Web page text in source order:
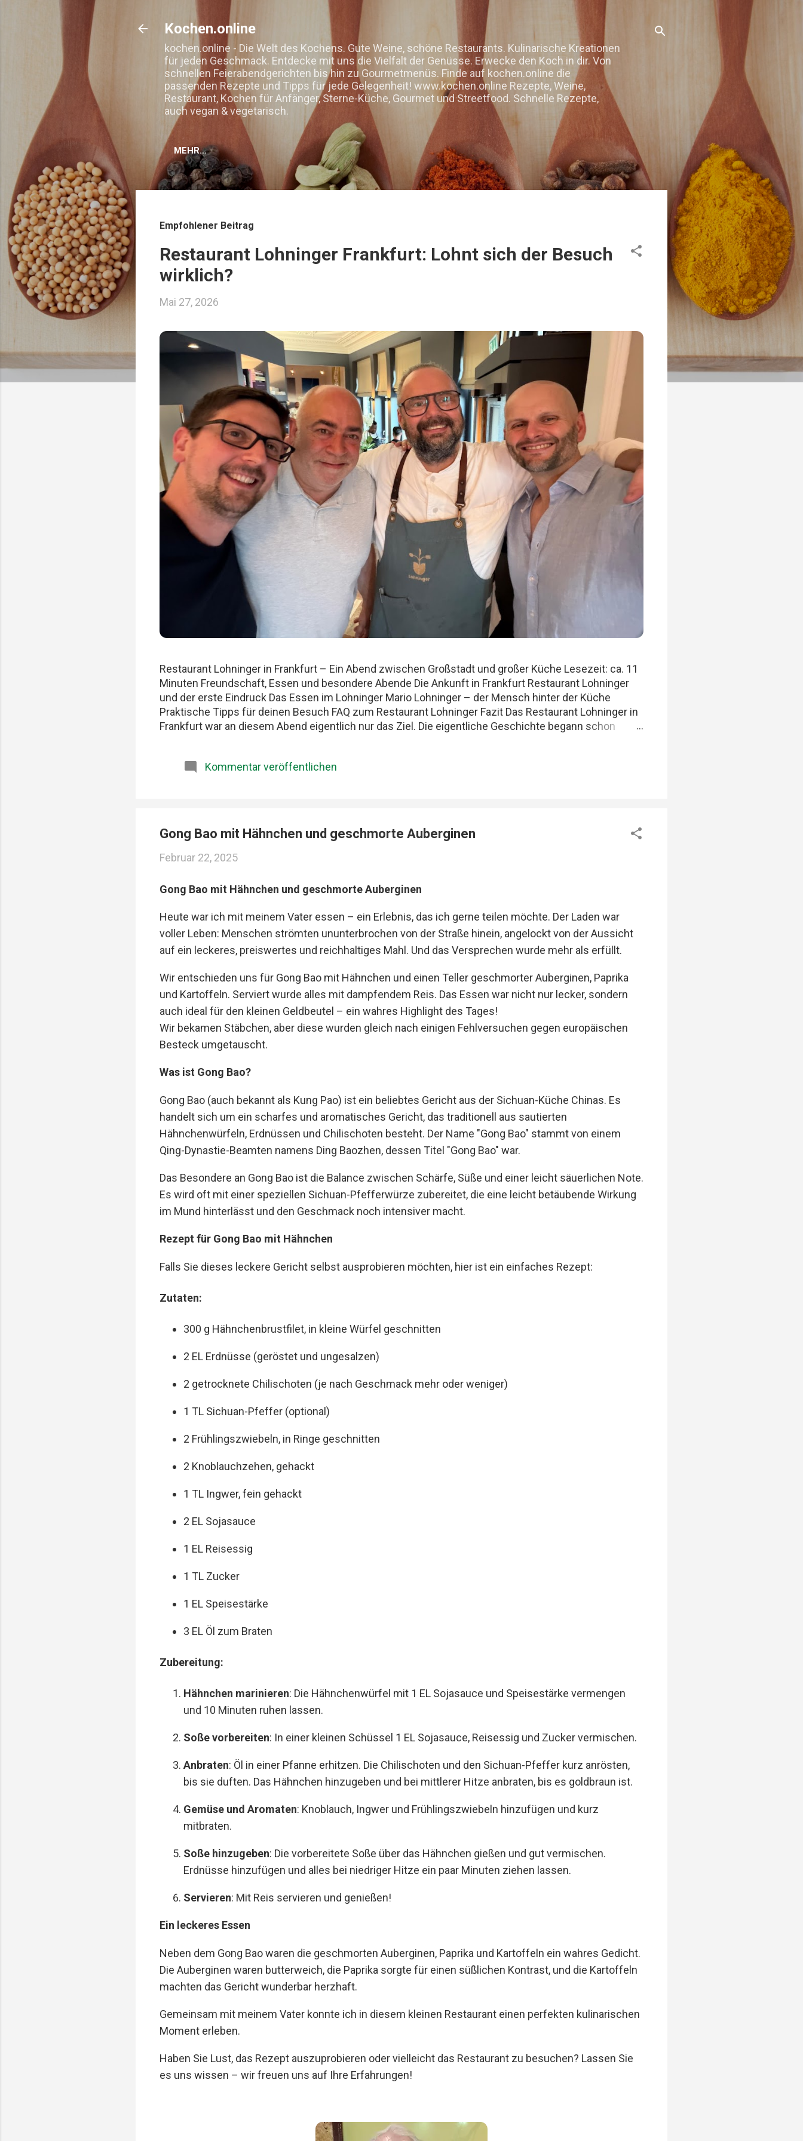
Direkt zum Hauptbereich
Kochen.online
kochen.online - Die Welt des Kochens. Gute Weine, schöne Restaurants. Kulinarische Kreationen
für jeden Geschmack. Entdecke mit uns die Vielfalt der Genüsse. Erwecke den Koch in dir. Von
schnellen Feierabendgerichten bis hin zu Gourmetmenüs. Finde auf kochen.online die
passenden Rezepte und Tipps für jede Gelegenheit! www.kochen.online Rezepte, Weine,
Restaurant, Kochen für Anfänger, Sterne-Küche, Gourmet und Streetfood. Schnelle Rezepte,
auch vegan & vegetarisch.
MEHR…
Empfohlener Beitrag
Restaurant Lohninger Frankfurt: Lohnt sich der Besuch
wirklich?
Mai 27, 2026
Restaurant Lohninger in Frankfurt – Ein Abend zwischen Großstadt und großer Küche Lesezeit: ca. 11
Minuten Freundschaft, Essen und besondere Abende Die Ankunft in Frankfurt Restaurant Lohninger
und der erste Eindruck Das Essen im Lohninger Mario Lohninger – der Mensch hinter der Küche
Praktische Tipps für deinen Besuch FAQ zum Restaurant Lohninger Fazit Das Restaurant Lohninger in
Frankfurt war an diesem Abend eigentlich nur das Ziel. Die eigentliche Geschichte begann schon
Produkte und diese seltenen Abende, die länger im Kopf bleiben als jede Rechnung. Felix, Ich , Mario
Kommentar veröffentlichen
Gong Bao mit Hähnchen und geschmorte Auberginen
Februar 22, 2025
Gong Bao mit Hähnchen und geschmorte Auberginen
Heute war ich mit meinem Vater essen – ein Erlebnis, das ich gerne teilen möchte. Der Laden war
voller Leben: Menschen strömten ununterbrochen von der Straße hinein, angelockt von der Aussicht
auf ein leckeres, preiswertes und reichhaltiges Mahl. Und das Versprechen wurde mehr als erfüllt.
Wir entschieden uns für Gong Bao mit Hähnchen und einen Teller geschmorter Auberginen, Paprika
und Kartoffeln. Serviert wurde alles mit dampfendem Reis. Das Essen war nicht nur lecker, sondern
auch ideal für den kleinen Geldbeutel – ein wahres Highlight des Tages!
Wir bekamen Stäbchen, aber diese wurden gleich nach einigen Fehlversuchen gegen europäischen
Besteck umgetauscht.
Was ist Gong Bao?
Gong Bao (auch bekannt als Kung Pao) ist ein beliebtes Gericht aus der Sichuan-Küche Chinas. Es
handelt sich um ein scharfes und aromatisches Gericht, das traditionell aus sautierten
Hähnchenwürfeln, Erdnüssen und Chilischoten besteht. Der Name "Gong Bao" stammt von einem
Qing-Dynastie-Beamten namens Ding Baozhen, dessen Titel "Gong Bao" war.
Das Besondere an Gong Bao ist die Balance zwischen Schärfe, Süße und einer leicht säuerlichen Note.
Es wird oft mit einer speziellen Sichuan-Pfefferwürze zubereitet, die eine leicht betäubende Wirkung
im Mund hinterlässt und den Geschmack noch intensiver macht.
Rezept für Gong Bao mit Hähnchen
Falls Sie dieses leckere Gericht selbst ausprobieren möchten, hier ist ein einfaches Rezept:
Zutaten:
300 g Hähnchenbrustfilet, in kleine Würfel geschnitten
2 EL Erdnüsse (geröstet und ungesalzen)
2 getrocknete Chilischoten (je nach Geschmack mehr oder weniger)
1 TL Sichuan-Pfeffer (optional)
2 Frühlingszwiebeln, in Ringe geschnitten
2 Knoblauchzehen, gehackt
1 TL Ingwer, fein gehackt
2 EL Sojasauce
1 EL Reisessig
1 TL Zucker
1 EL Speisestärke
3 EL Öl zum Braten
Zubereitung:
Hähnchen marinieren: Die Hähnchenwürfel mit 1 EL Sojasauce und Speisestärke vermengen
und 10 Minuten ruhen lassen.
Soße vorbereiten: In einer kleinen Schüssel 1 EL Sojasauce, Reisessig und Zucker vermischen.
Anbraten: Öl in einer Pfanne erhitzen. Die Chilischoten und den Sichuan-Pfeffer kurz anrösten,
bis sie duften. Das Hähnchen hinzugeben und bei mittlerer Hitze anbraten, bis es goldbraun ist.
Gemüse und Aromaten: Knoblauch, Ingwer und Frühlingszwiebeln hinzufügen und kurz
mitbraten.
Soße hinzugeben: Die vorbereitete Soße über das Hähnchen gießen und gut vermischen.
Erdnüsse hinzufügen und alles bei niedriger Hitze ein paar Minuten ziehen lassen.
Servieren: Mit Reis servieren und genießen!
Ein leckeres Essen
Neben dem Gong Bao waren die geschmorten Auberginen, Paprika und Kartoffeln ein wahres Gedicht.
Die Auberginen waren butterweich, die Paprika sorgte für einen süßlichen Kontrast, und die Kartoffeln
machten das Gericht wunderbar herzhaft.
Gemeinsam mit meinem Vater konnte ich in diesem kleinen Restaurant einen perfekten kulinarischen
Moment erleben.
Haben Sie Lust, das Rezept auszuprobieren oder vielleicht das Restaurant zu besuchen? Lassen Sie
es uns wissen – wir freuen uns auf Ihre Erfahrungen!